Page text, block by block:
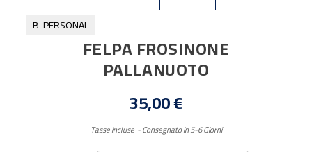
B-PERSONAL
FELPA FROSINONE
PALLANUOTO
35,00 €
Tasse incluse Consegnato in 5-6 Giorni